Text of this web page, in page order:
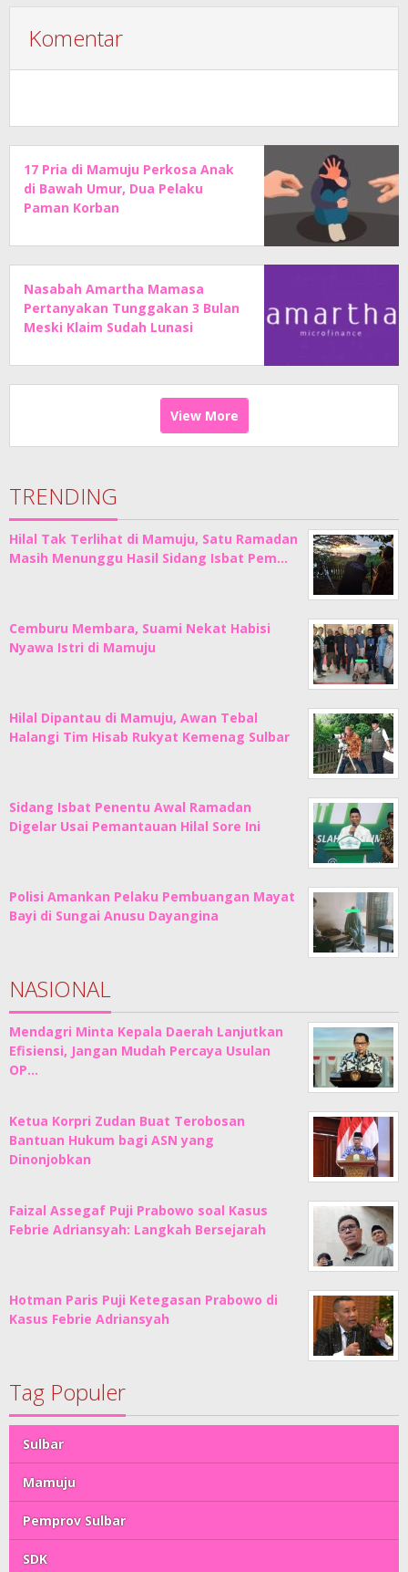
Komentar
17 Pria di Mamuju Perkosa Anak
di Bawah Umur, Dua Pelaku
Paman Korban
Nasabah Amartha Mamasa
Pertanyakan Tunggakan 3 Bulan
Meski Klaim Sudah Lunasi
View More
TRENDING
Hilal Tak Terlihat di Mamuju, Satu Ramadan
Masih Menunggu Hasil Sidang Isbat Pem…
Cemburu Membara, Suami Nekat Habisi
Nyawa Istri di Mamuju
Hilal Dipantau di Mamuju, Awan Tebal
Halangi Tim Hisab Rukyat Kemenag Sulbar
Sidang Isbat Penentu Awal Ramadan
Digelar Usai Pemantauan Hilal Sore Ini
Polisi Amankan Pelaku Pembuangan Mayat
Bayi di Sungai Anusu Dayangina
NASIONAL
Mendagri Minta Kepala Daerah Lanjutkan
Efisiensi, Jangan Mudah Percaya Usulan
OP…
Ketua Korpri Zudan Buat Terobosan
Bantuan Hukum bagi ASN yang
Dinonjobkan
Faizal Assegaf Puji Prabowo soal Kasus
Febrie Adriansyah: Langkah Bersejarah
Hotman Paris Puji Ketegasan Prabowo di
Kasus Febrie Adriansyah
Tag Populer
Sulbar
Mamuju
Pemprov Sulbar
SDK